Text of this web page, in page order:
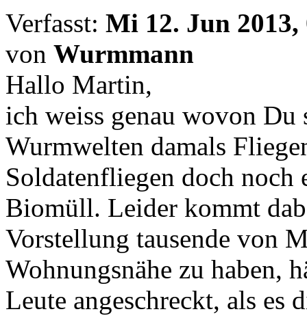
Verfasst: Mi 12. Jun 2013,
von Wurmmann
Hallo Martin,
ich weiss genau wovon Du
Wurmwelten damals
Soldatenfliegen doch noch
Biomüll. Leider kommt
Vorstellung tausende von
Wohnungsnähe zu haben,
Leute angeschreckt, als es